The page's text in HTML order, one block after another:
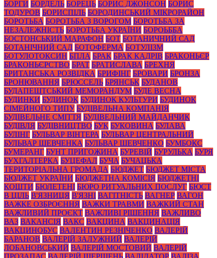
БОРГИ БОРДЕЛЬ БОРЕЦЬ БОРИС ДЖОНСОН БОРИС
ТОДУРОВ БОРИСПІЛЬ БОРОДИНСЬКИЙ МІКРОРАЙОН
БОРОТЬБА БОРОТЬБА З ВОРОГОМ БОРОТЬБА ЗА
НЕЗАЛЕЖНІСТЬ БОРОТЬБА УКРАЇНИ БОРОЬББА
БОСТОНСЬКИЙ МАРАФОН БОТ БОТАНИЧНИЙ САД
БОТАНІЧНИЙ САД БОТОФЕРМА БОТУЛІЗМ
БОТУЛОТОКСИН БПЛА БРАК БРАК КАДРІВ БРАКОНЬЄР
БРАКОНЬЄРСТВО БРАТ БРАТИСЛАВА БРЕХНЯ
БРИТАНСЬКА РОЗВІДКА БРИФІНГ БРОВАРИ БРОНЗА
БРОНЮВАННЯ БРЮССЕЛЬ БРЯНСЬК БУДАНОВ
БУДАПЕШТСЬКИЙ МЕМОРАНДУМ БУДЕ ВЕСНА
БУДИНКИ БУДИНОК БУДИНОК КУЛЬТУРИ БУДИНОК
СІМЕЙНОГО ТИПУ БУДІВЕЛЬНА КОМПАНІЯ
БУДІВЕЛЬНЕ СМІТТЯ БУДІВЕЛЬНИЙ МАЙДАНЧИК
БУДІВЛЯ БУДІВНИЦТВО БУК БУКОВИНА БУЛАВА
БУЛІНГ БУЛЬВАР ВІНТЕРА БУЛЬВАР ЦЕНТРАЛЬНИЙ
БУЛЬВАР ШЕВЧЕНКА БУЛЬВАР ШЕВЧЕНКО БУМБОКС
БУМЕРАНГ БУНТ ПРИГОЖИНА БУРЕВІЙ БУРУЛЬКА БУРЯ
БУХГАЛТЕРКА БУЦЕФАЛ БУЧА БУЧАЦЬКА
ТЕРИТОРІАЛЬНА ГРОМАДА БЮДЖЕТ БЮДЖЕТ МІСТА
БЮДЖЕТ УКРАЇНИ БЮДЖЕТНА КОМІСІЯ БЮДЖЕТНІ
КОШТИ БЮЛЕТЕНІ БЮРО РИТУАЛЬНИХ ПОСЛУГ БЮСТ
В ЦІЛЬ В'ЯЗНИЦЯ В'ЯЗНІ ВАГІТНІСТЬ ВАГНЕР ВАГОН
ВАЖКЕ ОЗБРОЄННЯ ВАЖКИ ТРАВМИ ВАЖКИЙ СТАН
ВАЖЛИВИЙ ПРОЄКТ ВАЖЛИВІ РІШЕННЯ ВАЖЛИВО
ВАЗ ВАКАНСІЯ ВАКС ВАКЦИНА ВАКЦИНАЦІЯ
ВАКЦИНОБУС ВАЛЕНТИН РЕЗНІЧЕНКО ВАЛЕРІЙ
БАРАНОВ ВАЛЕРІЙ ЗАЛУЖНИЙ ВАЛЕРІЙ
ЛОБАНОВСЬКИЙ ВАЛЕРІЙ МОСТОВИЙ ВАЛЕРІЙ